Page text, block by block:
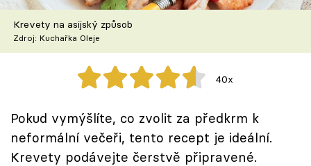
Škola vaření
Recepty z TV
Speciál: Cuketa
Těhotnej kuchař
Sledujte prima+
Krevety na asijský způsob
Zdroj: Kuchařka Oleje
40x
Pokud vymýšlíte, co zvolit za předkrm k
neformální večeři, tento recept je ideální.
Krevety podávejte čerstvě připravené.